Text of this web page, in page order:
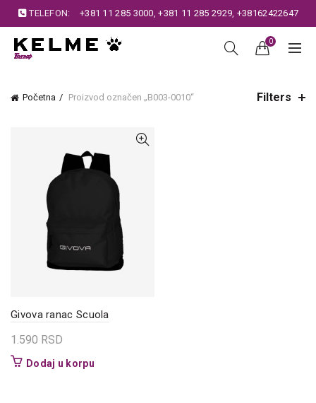
TELEFON: +381 11 285 3000,+381 11 285 2929, +38162422647
0
Početna Proizvod označen „B003-0010“ Filters
Givova ranac Scuola
1.590 RSD
Dodaj u korpu